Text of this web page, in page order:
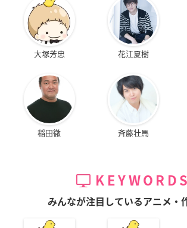
大塚芳忠 花江夏樹
稲田徹 斉藤壮馬
KEYWORDS
みんなが注目しているアニメ・